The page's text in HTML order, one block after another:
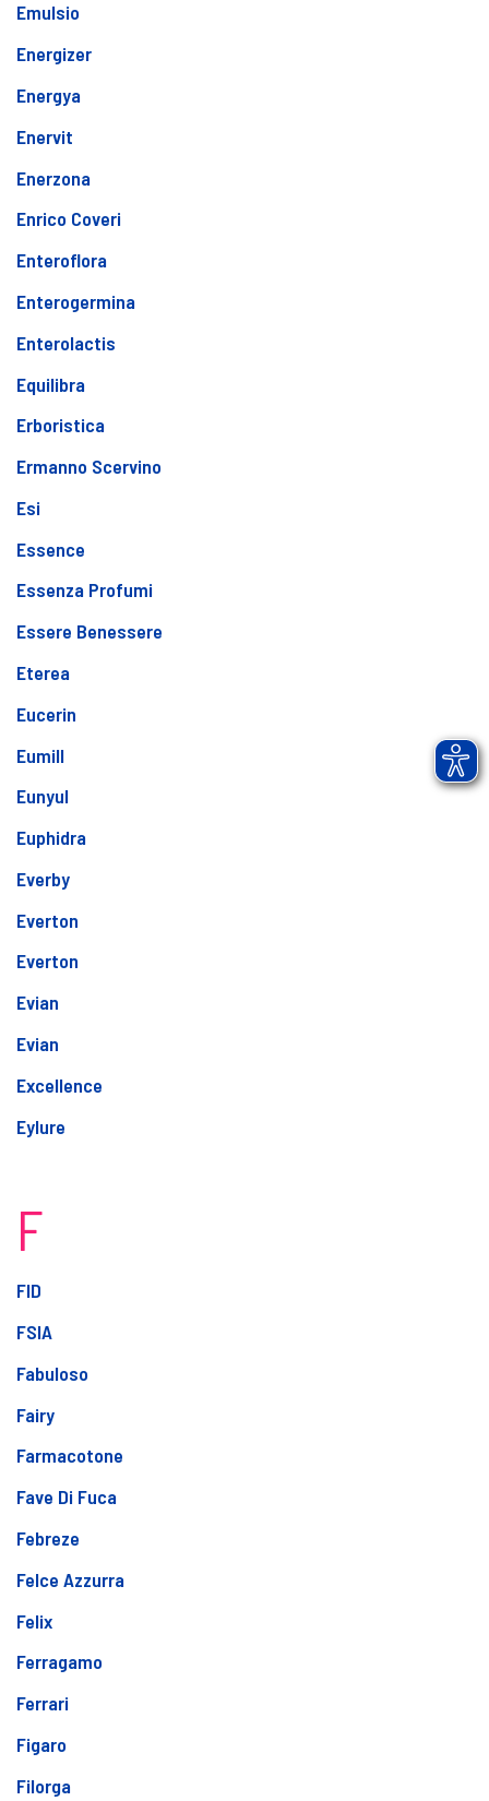
Emulsio
Energizer
Energya
Enervit
Enerzona
Enrico Coveri
Enteroflora
Enterogermina
Enterolactis
Equilibra
Erboristica
Ermanno Scervino
Esi
Essence
Essenza Profumi
Essere Benessere
Eterea
Eucerin
Eumill
Eunyul
Euphidra
Everby
Everton
Everton
Evian
Evian
Excellence
Eylure
F
FID
FSIA
Fabuloso
Fairy
Farmacotone
Fave Di Fuca
Febreze
Felce Azzurra
Felix
Ferragamo
Ferrari
Figaro
Filorga